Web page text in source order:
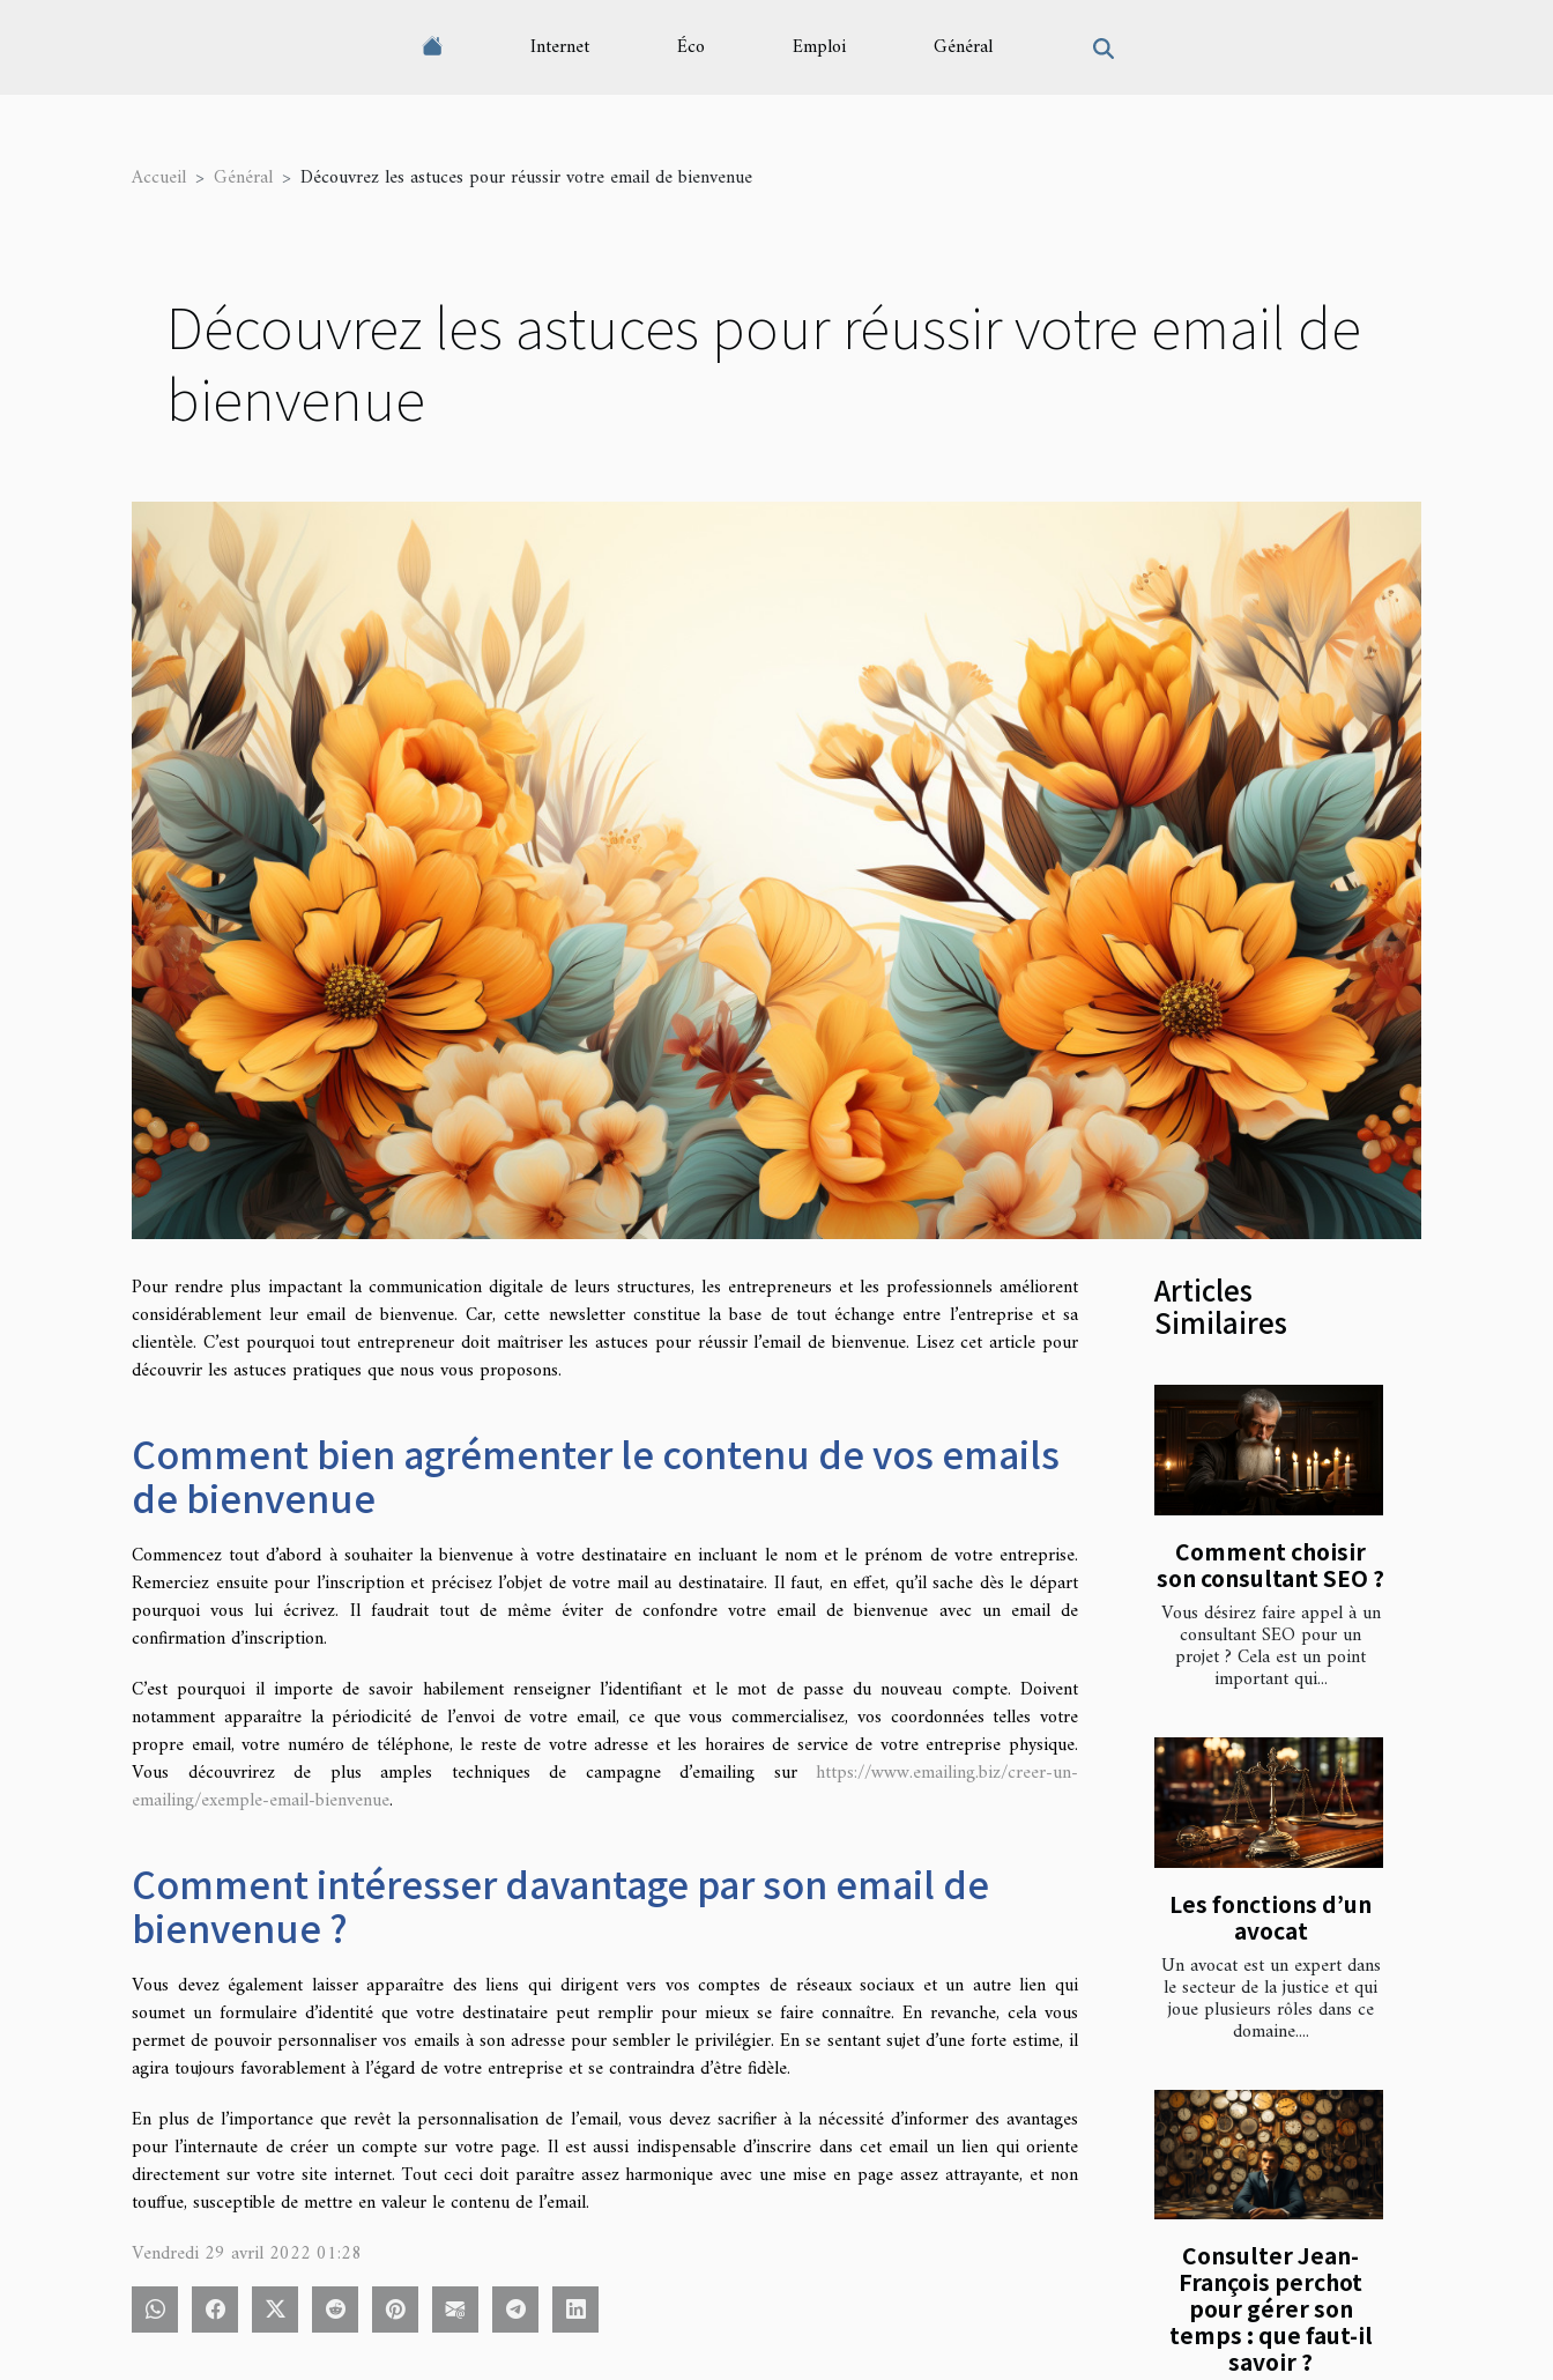
Internet Éco Emploi Général
Accueil Général Découvrez les astuces pour réussir votre email de bienvenue
Découvrez les astuces pour réussir votre email de
bienvenue
Pour rendre plus impactant la communication digitale de leurs structures, les entrepreneurs et les professionnels améliorent
considérablement leur email de bienvenue. Car, cette newsletter constitue la base de tout échange entre l’entreprise et sa
clientèle. C’est pourquoi tout entrepreneur doit maîtriser les astuces pour réussir l’email de bienvenue. Lisez cet article pour
découvrir les astuces pratiques que nous vous proposons.
Comment bien agrémenter le contenu de vos emails
de bienvenue
Commencez tout d’abord à souhaiter la bienvenue à votre destinataire en incluant le nom et le prénom de votre entreprise.
Remerciez ensuite pour l’inscription et précisez l’objet de votre mail au destinataire. Il faut, en effet, qu’il sache dès le départ
pourquoi vous lui écrivez. Il faudrait tout de même éviter de confondre votre email de bienvenue avec un email de
confirmation d’inscription.
C’est pourquoi il importe de savoir habilement renseigner l’identifiant et le mot de passe du nouveau compte. Doivent
notamment apparaître la périodicité de l’envoi de votre email, ce que vous commercialisez, vos coordonnées telles votre
propre email, votre numéro de téléphone, le reste de votre adresse et les horaires de service de votre entreprise physique.
Vous découvrirez de plus amples techniques de campagne d’emailing sur https://www.emailing.biz/creer-un-
emailing/exemple-email-bienvenue.
Comment intéresser davantage par son email de
bienvenue ?
Vous devez également laisser apparaître des liens qui dirigent vers vos comptes de réseaux sociaux et un autre lien qui
soumet un formulaire d’identité que votre destinataire peut remplir pour mieux se faire connaître. En revanche, cela vous
permet de pouvoir personnaliser vos emails à son adresse pour sembler le privilégier. En se sentant sujet d’une forte estime, il
agira toujours favorablement à l’égard de votre entreprise et se contraindra d’être fidèle.
En plus de l’importance que revêt la personnalisation de l’email, vous devez sacrifier à la nécessité d’informer des avantages
pour l’internaute de créer un compte sur votre page. Il est aussi indispensable d’inscrire dans cet email un lien qui oriente
directement sur votre site internet. Tout ceci doit paraître assez harmonique avec une mise en page assez attrayante, et non
touffue, susceptible de mettre en valeur le contenu de l’email.
Vendredi 29 avril 2022 01:28
Articles
Similaires
Comment choisir
son consultant SEO ?
Vous désirez faire appel à un
consultant SEO pour un
projet ? Cela est un point
important qui...
Les fonctions d’un
avocat
Un avocat est un expert dans
le secteur de la justice et qui
joue plusieurs rôles dans ce
domaine....
Consulter Jean-
François perchot
pour gérer son
temps : que faut-il
savoir ?